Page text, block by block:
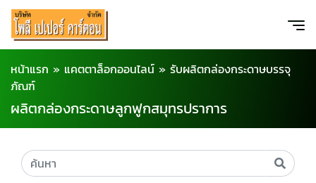
หน้าแรก » แคตตาล็อกออนไลน์ » รับผลิตกล่องกระดาษบรรจุ
ภัณฑ์
ผลิตกล่องกระดาษลูกฟูกสมุทรปราการ